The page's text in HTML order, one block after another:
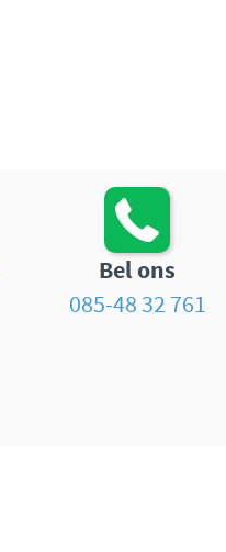
Bel ons
085-48 32 761